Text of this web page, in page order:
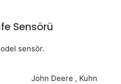
Sensörü
sensör.
John Deere , Kuhn